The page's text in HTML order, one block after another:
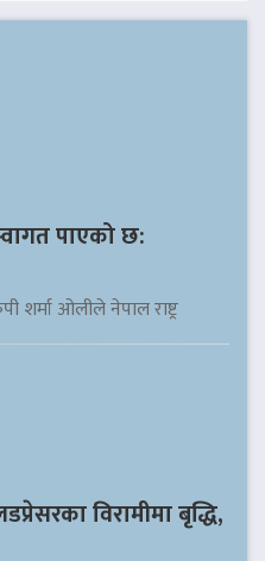
पाएको छ:
शर्मा ओलीले नेपाल राष्ट्र
विरामीमा बृद्धि,